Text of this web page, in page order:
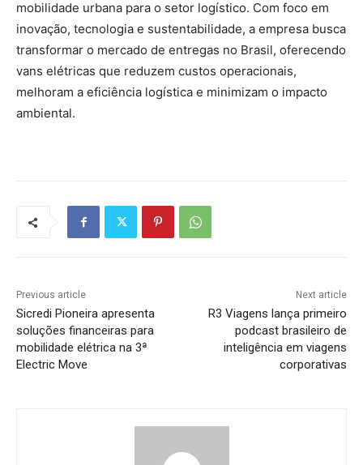
mobilidade urbana para o setor logístico. Com foco em
inovação, tecnologia e sustentabilidade, a empresa busca
transformar o mercado de entregas no Brasil, oferecendo
vans elétricas que reduzem custos operacionais,
melhoram a eficiência logística e minimizam o impacto
ambiental.
Previous article
Sicredi Pioneira apresenta
soluções financeiras para
mobilidade elétrica na 3ª
Electric Move
Next article
R3 Viagens lança primeiro
podcast brasileiro de
inteligência em viagens
corporativas